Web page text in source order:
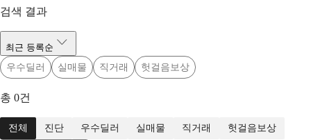
검색 결과
최근 등록순
우수딜러
실매물 직거래 헛걸음보상
총 0건
전체 진단 우수딜러 실매물 직거래 헛걸음보상